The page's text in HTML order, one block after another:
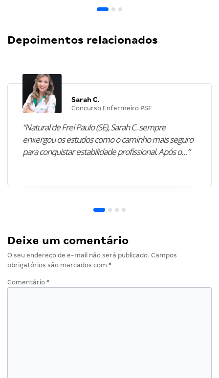
Depoimentos relacionados
Sarah C.
Concurso Enfermeiro PSF
“Natural de Frei Paulo (SE), Sarah C. sempre
enxergou os estudos como o caminho mais seguro
para conquistar estabilidade profissional. Após o…”
Deixe um comentário
O seu endereço de e-mail não será publicado. Campos
obrigatórios são marcados com *
Comentário *